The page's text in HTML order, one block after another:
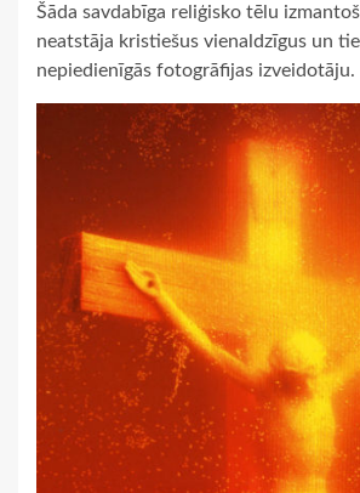
Šāda savdabīga reliģisko tēlu
neatstāja kristiešus vienaldzīgus un
nepiedienīgās fotogrāfijas izveidotāju.